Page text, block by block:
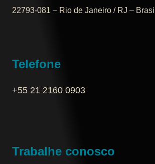
22793-081 – Rio de Janeiro / RJ – Brasil
Telefone
+55 21 2160 0903‬
Trabalhe conosco